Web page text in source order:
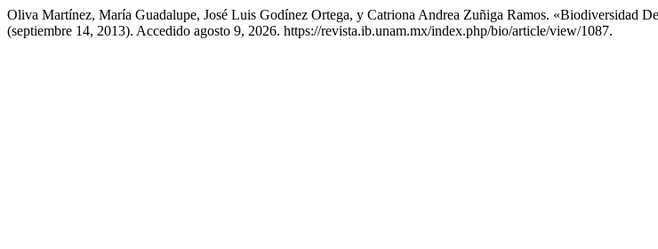
Oliva Martínez, María Guadalupe, José Luis Godínez Ortega, y Catriona Andrea Zuñiga Ramos. «Biodiversidad
(septiembre 14, 2013). Accedido agosto 9, 2026. https://revista.ib.unam.mx/index.php/bio/article/view/1087.